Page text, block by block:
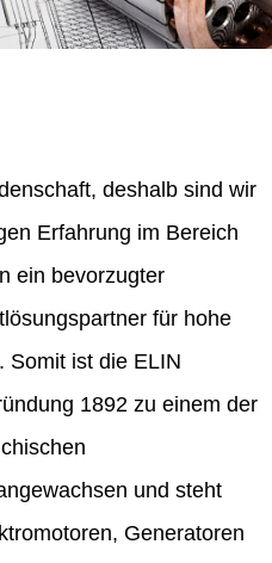
deshalb sind wir
Erfahrung im Bereich
ein bevorzugter
für hohe
Somit ist die ELIN
1892 zu einem der
und steht
Generatoren